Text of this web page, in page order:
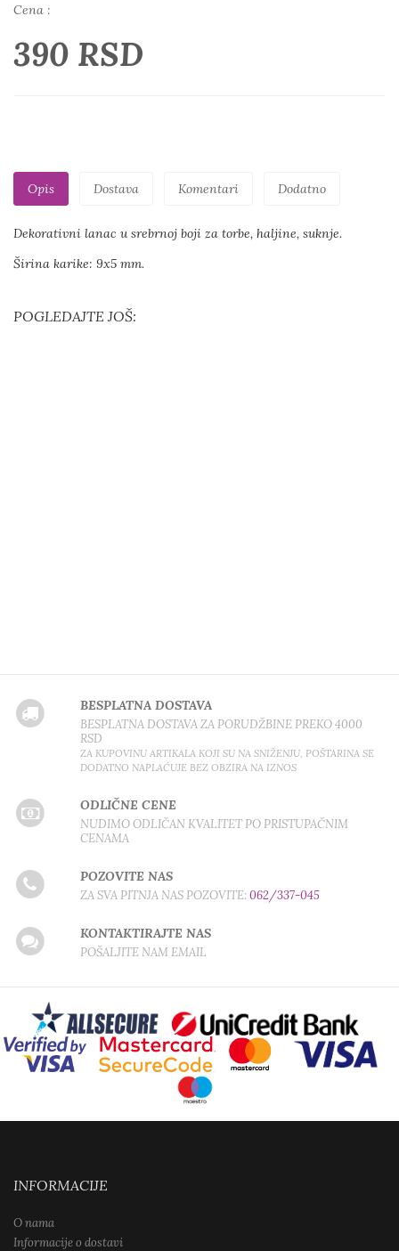
Cena :
390 RSD
Opis Dostava Komentari Dodatno
Dekorativni lanac u srebrnoj boji za torbe, haljine, suknje.
Širina karike: 9x5 mm.
POGLEDAJTE JOŠ:
BESPLATNA DOSTAVA
BESPLATNA DOSTAVA ZA PORUDŽBINE PREKO 4000
RSD
ZA KUPOVINU ARTIKALA KOJI SU NA SNIŽENJU, POŠTARINA SE
DODATNO NAPLAĆUJE BEZ OBZIRA NA IZNOS
ODLIČNE CENE
NUDIMO ODLIČAN KVALITET PO PRISTUPAČNIM
CENAMA
POZOVITE NAS
ZA SVA PITNJA NAS POZOVITE:062/337-045
KONTAKTIRAJTE NAS
POŠALJITE NAM EMAIL
INFORMACIJE
O nama
Informacije o dostavi